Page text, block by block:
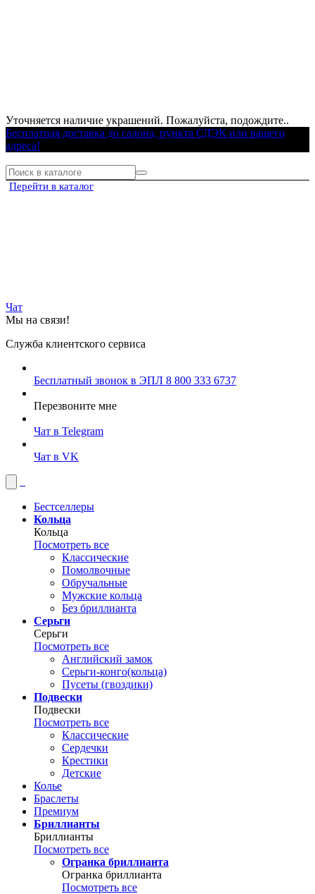
Уточняется наличие украшений. Пожалуйста, подождите..
Бесплатная доставка до салона, пункта СДЭК или вашего
адреса!
Перейти в каталог
Чат
Мы на связи!
Служба клиентского сервиса
Бесплатный звонок в ЭПЛ 8 800 333 6737
Перезвоните мне
Чат в Telegram
Чат в VK
Бестселлеры
Кольца
Кольца
Посмотреть все
Классические
Помолвочные
Обручальные
Мужские кольца
Без бриллианта
Серьги
Серьги
Посмотреть все
Английский замок
Серьги-конго(кольца)
Пусеты (гвоздики)
Подвески
Подвески
Посмотреть все
Классические
Сердечки
Крестики
Детские
Колье
Браслеты
Премиум
Бриллианты
Бриллианты
Посмотреть все
Огранка бриллианта
Огранка бриллианта
Посмотреть все